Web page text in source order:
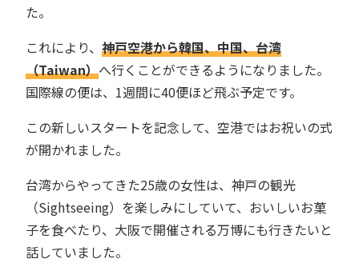
た。
これにより、 神戸空港から韓国、中国、台湾
（Taiwan）へ行くことができるようになりました。
国際線の便は、1週間に40便ほど飛ぶ予定です。
この新しいスタートを記念して、空港ではお祝いの式
が開かれました。
台湾からやってきた25歳の女性は、神戸の観光
（Sightseeing）を楽しみにしていて、おいしいお菓
子を食べたり、大阪で開催される万博にも行きたいと
話していました。